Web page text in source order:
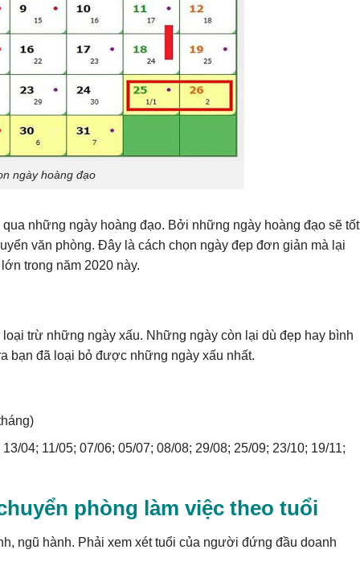
ngày hoàng đạo
những ngày hoàng đạo. Bởi những ngày hoàng đạo sẽ tốt
văn phòng. Đây là cách chọn ngày đẹp đơn giản mà lại
trong năm 2020 này.
trừ những ngày xấu. Những ngày còn lại dù đẹp hay bình
bạn đã loại bỏ được những ngày xấu nhất.
04; 11/05; 07/06; 05/07; 08/08; 29/08; 25/09; 23/10; 19/11;
phòng làm việc theo tuổi
ngũ hành. Phải xem xét tuổi của người đứng đầu doanh